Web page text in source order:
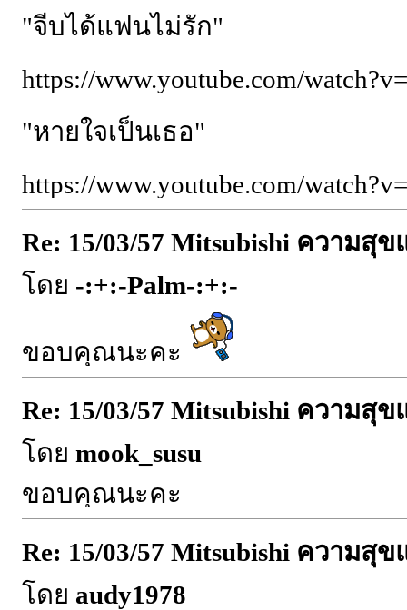
"จีบได้แฟนไม่รัก"
https://www.youtube.com/
"หายใจเป็นเธอ"
https://www.youtube.com/
Re: 15/03/57 Mitsubishi ความสุ
โดย -:+:-Palm-:+:-
ขอบคุณนะคะ
Re: 15/03/57 Mitsubishi ความสุ
โดย mook_susu
ขอบคุณนะคะ
Re: 15/03/57 Mitsubishi ความสุ
โดย audy1978